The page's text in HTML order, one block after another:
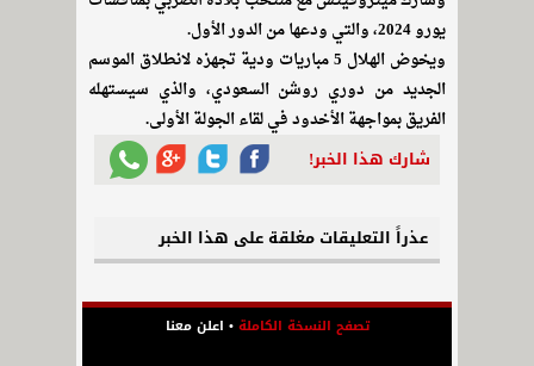
يورو 2024، والتي ودعها من الدور الأول.
ويخوض الهلال 5 مباريات ودية تجهزه لانطلاق الموسم
الجديد من دوري روشن السعودي، والذي سيستهله
الفريق بمواجهة الأخدود في لقاء الجولة الأولى.
شارك هذا الخبر!
عذراً التعليقات مغلقة على هذا الخبر
تصفح النسخة الكاملة• اعلن معنا